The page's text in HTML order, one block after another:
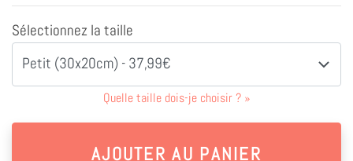
Sélectionnez la taille
Petit (30x20cm) - 37,99€
Quelle taille dois-je choisir ? »